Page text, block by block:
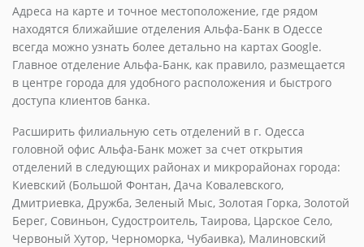
Адреса на карте и точное местоположение, где рядом
находятся ближайшие отделения Альфа-Банк в Одессе
всегда можно узнать более детально на картах Google.
Главное отделение Альфа-Банк, как правило, размещается
в центре города для удобного расположения и быстрого
доступа клиентов банка.
Расширить филиальную сеть отделений в г. Одесса
головной офис Альфа-Банк может за счет открытия
отделений в следующих районах и микрорайонах города:
Киевский (Большой Фонтан, Дача Ковалевского,
Дмитриевка, Дружба, Зеленый Мыс, Золотая Горка, Золотой
Берег, Совиньон, Судостроитель, Таирова, Царское Село,
Червоный Хутор, Черноморка, Чубаивка), Малиновский